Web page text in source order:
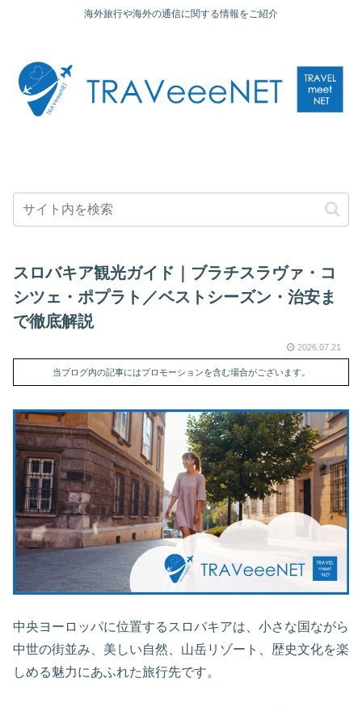
海外旅行や海外の通信に関する情報をご紹介
スロバキア観光ガイド｜ブラチスラヴァ・コ
シツェ・ポプラト／ベストシーズン・治安ま
で徹底解説
2026.07.21
当ブログ内の記事にはプロモーションを含む場合がございます。
中央ヨーロッパに位置するスロバキアは、小さな国ながら
中世の街並み、美しい自然、山岳リゾート、歴史文化を楽
しめる魅力にあふれた旅行先です。